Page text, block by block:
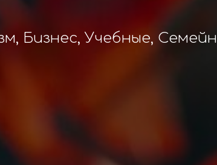
Бизнес, Учебные,